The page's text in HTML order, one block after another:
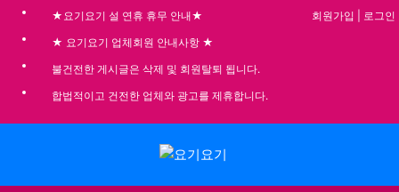
★요기요기 설 연휴 휴무 안내★
★ 요기요기 업체회원 안내사항 ★
불건전한 게시글은 삭제 및 회원탈퇴 됩니다.
합법적이고 건전한 업체와 광고를 제휴합니다.
회원가입 로그인